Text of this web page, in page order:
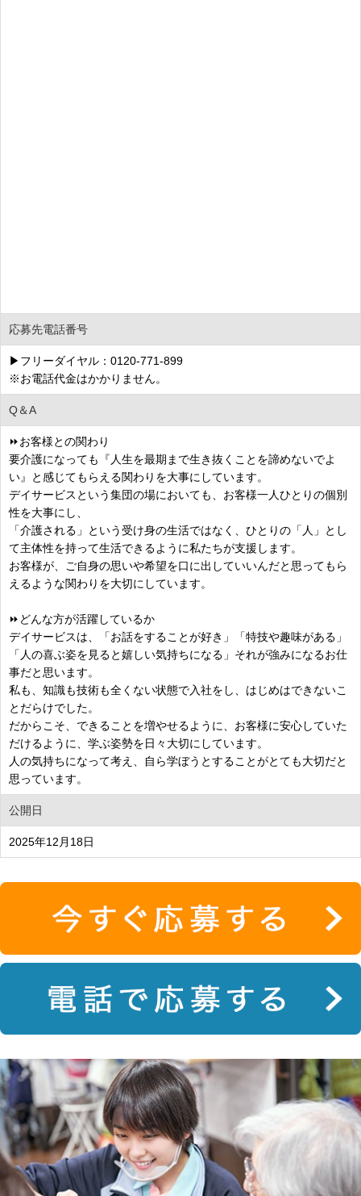
応募先電話番号
▶フリーダイヤル：0120-771-899
※お電話代金はかかりません。
Q＆A
⏩お客様との関わり
要介護になっても『人生を最期まで生き抜くことを諦めないでよ
い』と感じてもらえる関わりを大事にしています。
デイサービスという集団の場においても、お客様一人ひとりの個別
性を大事にし、
「介護される」という受け身の生活ではなく、ひとりの「人」とし
て主体性を持って生活できるように私たちが支援します。
お客様が、ご自身の思いや希望を口に出していいんだと思ってもら
えるような関わりを大切にしています。
⏩どんな方が活躍しているか
デイサービスは、「お話をすることが好き」「特技や趣味がある」
「人の喜ぶ姿を見ると嬉しい気持ちになる」それが強みになるお仕
事だと思います。
私も、知識も技術も全くない状態で入社をし、はじめはできないこ
とだらけでした。
だからこそ、できることを増やせるように、お客様に安心していた
だけるように、学ぶ姿勢を日々大切にしています。
人の気持ちになって考え、自ら学ぼうとすることがとても大切だと
思っています。
公開日
2025年12月18日